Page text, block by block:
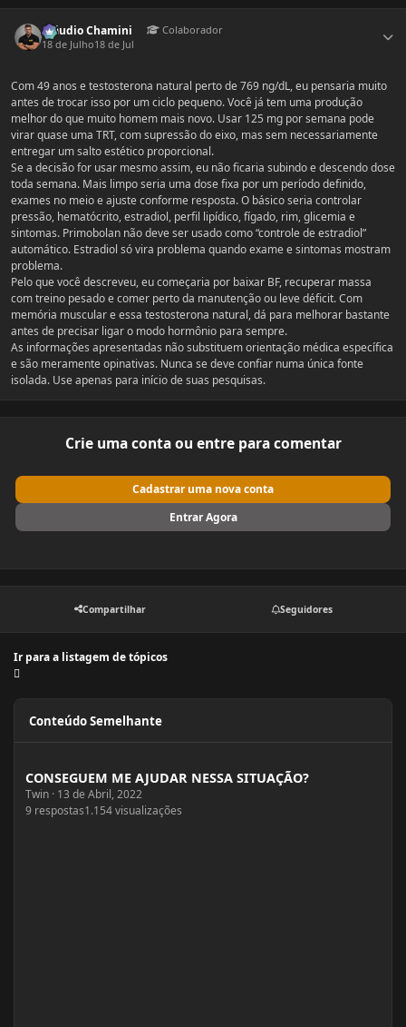
Cláudio Chamini
Colaborador
18 de Julho18 de Jul
Com 49 anos e testosterona natural perto de 769 ng/dL, eu pensaria muito
antes de trocar isso por um ciclo pequeno. Você já tem uma produção
melhor do que muito homem mais novo. Usar 125 mg por semana pode
virar quase uma TRT, com supressão do eixo, mas sem necessariamente
entregar um salto estético proporcional.
Se a decisão for usar mesmo assim, eu não ficaria subindo e descendo dose
toda semana. Mais limpo seria uma dose fixa por um período definido,
exames no meio e ajuste conforme resposta. O básico seria controlar
pressão, hematócrito, estradiol, perfil lipídico, fígado, rim, glicemia e
sintomas. Primobolan não deve ser usado como “controle de estradiol”
automático. Estradiol só vira problema quando exame e sintomas mostram
problema.
Pelo que você descreveu, eu começaria por baixar BF, recuperar massa
com treino pesado e comer perto da manutenção ou leve déficit. Com
memória muscular e essa testosterona natural, dá para melhorar bastante
antes de precisar ligar o modo hormônio para sempre.
As informações apresentadas não substituem orientação médica específica
e são meramente opinativas. Nunca se deve confiar numa única fonte
isolada. Use apenas para início de suas pesquisas.
Crie uma conta ou entre para comentar
Cadastrar uma nova conta
Entrar Agora
Compartilhar Seguidores
Ir para a listagem de tópicos
Conteúdo Semelhante
CONSEGUEM ME AJUDAR NESSA SITUAÇÃO?
Twin · 13 de Abril, 2022
9 respostas1.154visualizações